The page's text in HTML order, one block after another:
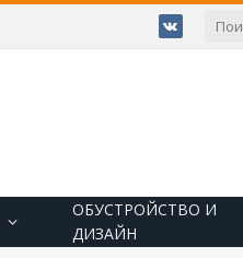
VKontakte
ОБУСТРОЙСТВО И
ДИЗАЙН